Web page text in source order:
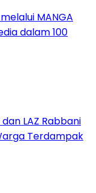
MANGA
dalam 100
LAZ Rabbani
Terdampak